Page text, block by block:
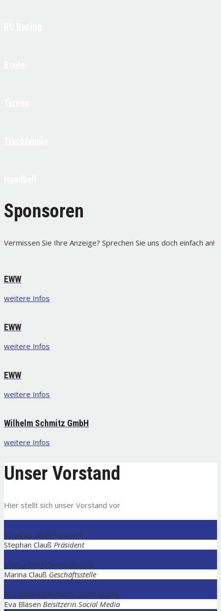
Sponsoren
Vermissen Sie Ihre Anzeige? Sprechen Sie uns doch einfach an!
EWW
weitere Infos
EWW
weitere Infos
EWW
weitere Infos
Wilhelm Schmitz GmbH
weitere Infos
Unser Vorstand
Hier stellt sich unser Vorstand vor
Stephan ClaußPräsident
Stephan Clauß Präsident
Marina ClaußGeschäftsstelle
Marina Clauß Geschäftsstelle
Eva BläsenBeisitzerin Social Media
Eva Bläsen Beisitzerin Social Media